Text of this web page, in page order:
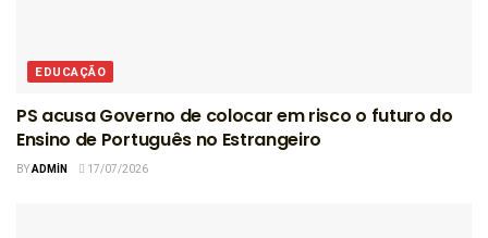
EDUCAÇÃO
PS acusa Governo de colocar em risco o futuro do
Ensino de Português no Estrangeiro
BYADMIN 17/07/2026